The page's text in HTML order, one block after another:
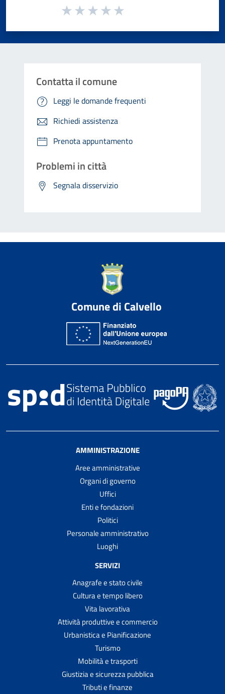
Valuta da 1 a 5 stelle la pagina
Contatta il comune
Leggi le domande frequenti
Richiedi assistenza
Prenota appuntamento
Problemi in città
Segnala disservizio
Comune di Calvello
AMMINISTRAZIONE
Aree amministrative
Organi di governo
Uffici
Enti e fondazioni
Politici
Personale amministrativo
Luoghi
SERVIZI
Anagrafe e stato civile
Cultura e tempo libero
Vita lavorativa
Attività produttive e commercio
Urbanistica e Pianificazione
Turismo
Mobilità e trasporti
Giustizia e sicurezza pubblica
Tributi e finanze